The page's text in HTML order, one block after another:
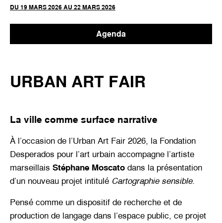
DU 19 MARS 2026 AU 22 MARS 2026
Agenda
URBAN ART FAIR
La ville comme surface narrative
À l’occasion de l’Urban Art Fair 2026, la Fondation
Desperados pour l’art urbain accompagne l’artiste
marseillais Stéphane Moscato dans la présentation
d’un nouveau projet intitulé Cartographie sensible.
Pensé comme un dispositif de recherche et de
production de langage dans l’espace public, ce projet